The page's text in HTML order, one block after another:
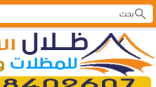
search